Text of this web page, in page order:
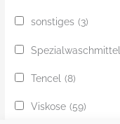
sonstiges (3)
Spezialwaschmittel
Tencel (8)
Viskose (59)